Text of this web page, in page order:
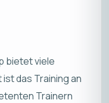
bietet viele
das Training an
Trainern